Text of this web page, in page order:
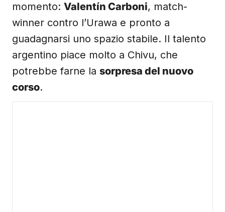
momento: Valentín Carboni, match-
winner contro l’Urawa e pronto a
guadagnarsi uno spazio stabile. Il talento
argentino piace molto a Chivu, che
potrebbe farne la sorpresa del nuovo
corso.